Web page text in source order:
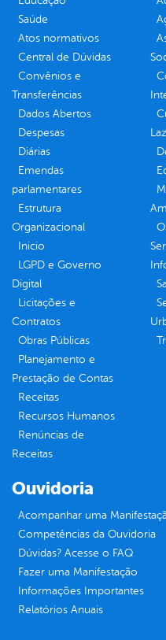
Saúde
Atos normativos
Central de Dúvidas
Convênios e
Transferências
Dados Abertos
Despesas
Diárias
Emendas
parlamentares
Estrutura
Organizacional
Inicio
LGPD e Governo
Digital
Licitações e
Contratos
Obras Públicas
Planejamento e
Prestação de Contas
Receitas
Recursos Humanos
Renúncias de
Receitas
Ouvidoria
Acompanhar uma
Competências da Ouvidoria
Dúvidas? Acesse o FAQ
Fazer uma Manifestação
Informações Importantes
Relatórios Anuais